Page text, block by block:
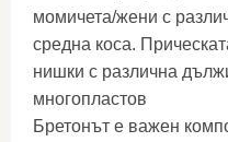
момичета/жени с
средна коса.
нишки с различна
многопластов
Бретонът е важен